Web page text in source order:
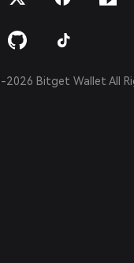
2026 Bitget Wallet All